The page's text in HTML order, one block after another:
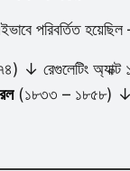
পরিবর্তিত
↓ রেগুলেটিং অ্যাক্ট
(১৮৩৩ – ১৮৫৮) ↓